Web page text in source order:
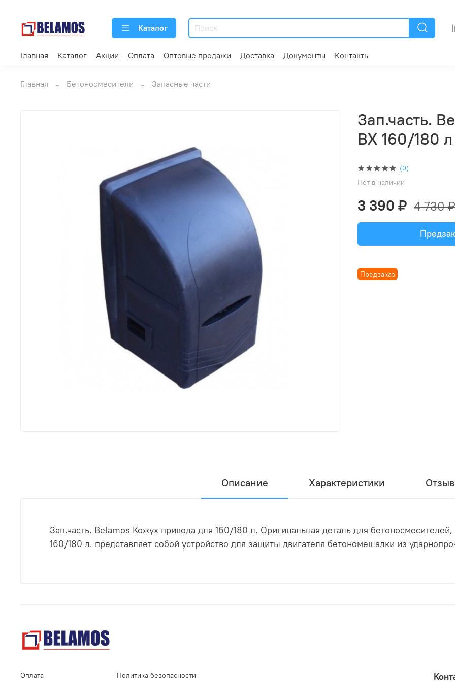
Каталог
Главная Каталог Акции Оплата Оптовые продажи Доставка Документы Контакты
Главная Бетоносмесители Запасные части
(0)
Нет в наличии
Предзаказ
Зап.часть.
BX 160/180 л
3 390 ₽ 4 730 ₽
Описание Характеристики
Зап.часть. Belamos Кожух привода для 160/180 л. Оригинальная деталь для
160/180 л. представляет собой устройство для защиты двигателя бетономешалки из
Оплата Политика безопасности